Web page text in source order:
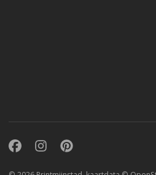
FacebookInstagramPinterest